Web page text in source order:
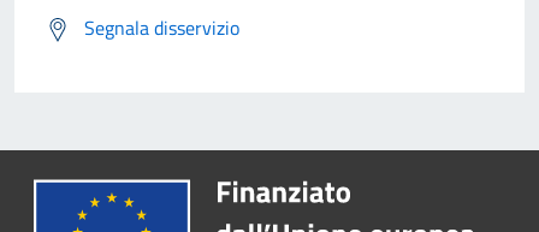
Segnala disservizio